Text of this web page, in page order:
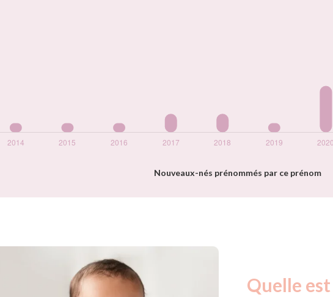
Nouveaux-nés prénommés par ce prénom
Quelle